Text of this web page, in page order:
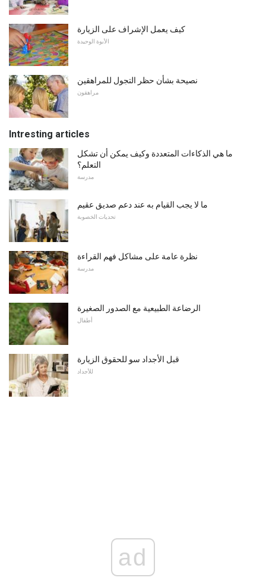
كيف يعمل الإشراف على الزيارة
الأبوة الوحيدة
نصيحة بشأن حظر التجول للمراهقين
مراهقون
Intresting articles
ما هي الذكاءات المتعددة وكيف يمكن أن تشكل
التعلم؟
مدرسة
ما لا يجب القيام به عند دعم صديق عقيم
تحديات الخصوبة
نظرة عامة على مشاكل فهم القراءة
مدرسة
الرضاعة الطبيعية مع الصدور الصغيرة
أطفال
قبل الأجداد سو للحقوق الزيارة
للأجداد
ad